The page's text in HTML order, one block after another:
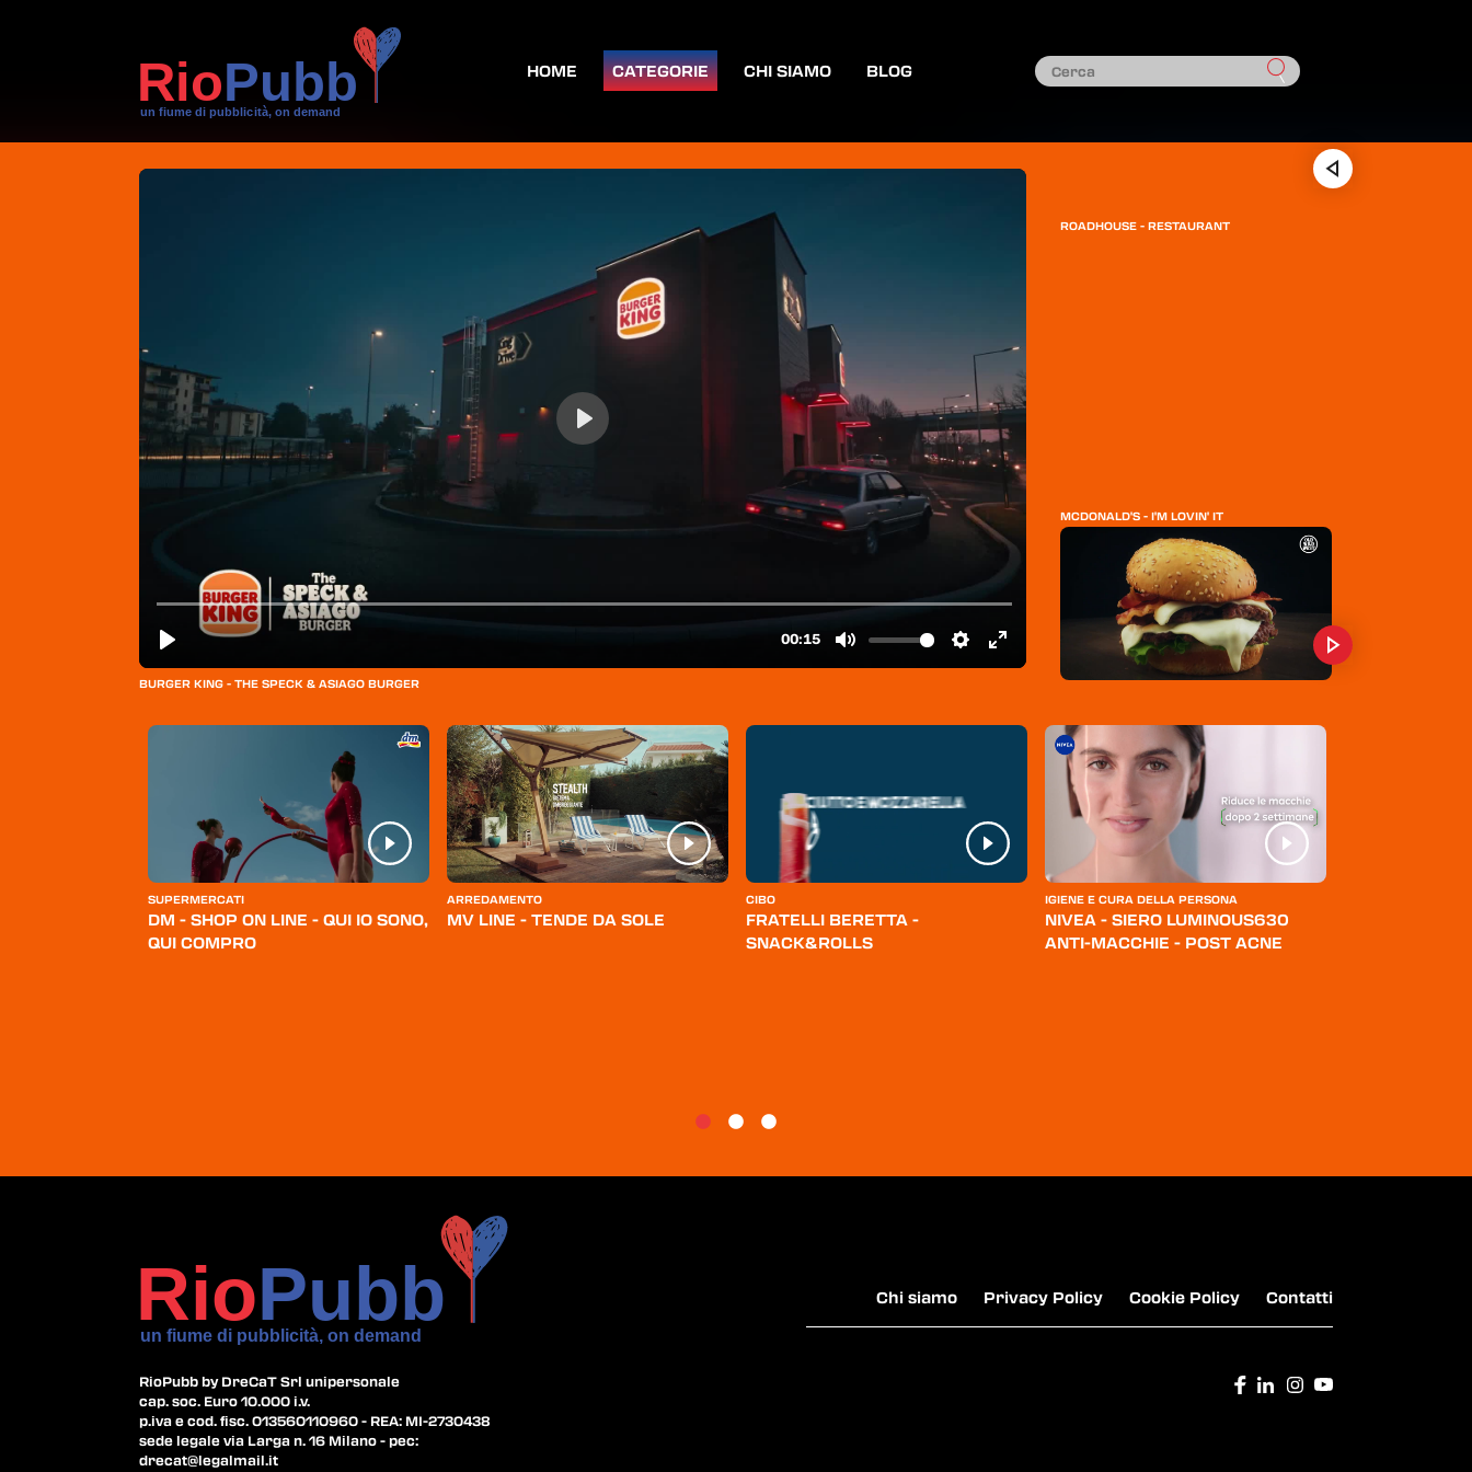
HOME CATEGORIE CHI SIAMO BLOG
BURGER KING - THE SPECK & ASIAGO BURGER
ROADHOUSE - RESTAURANT
MCDONALD'S - I'M LOVIN' IT
KFC - NUOVI BURGER
SUPERMERCATI
DM - SHOP ON LINE - QUI IO SONO,
QUI COMPRO
ARREDAMENTO
MV LINE - TENDE DA SOLE
CIBO
FRATELLI BERETTA -
SNACK&ROLLS
IGIENE E CURA DELLA PERSONA
NIVEA - SIERO LUMINOUS630
ANTI-MACCHIE - POST ACNE
Chi siamo Privacy Policy Cookie Policy Contatti
RioPubb by DreCaT Srl unipersonale
cap. soc. Euro 10.000 i.v.
p.iva e cod. fisc. 013560110960 - REA: MI-2730438
sede legale via Larga n. 16 Milano - pec:
drecat@legalmail.it